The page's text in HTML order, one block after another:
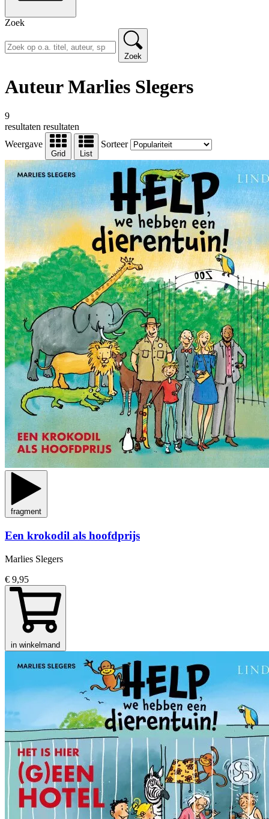
Zoek
Zoek
Auteur Marlies Slegers
9
resultaten resultaten
Weergave
Grid List
Sorteer
fragment
Een krokodil als hoofdprijs
Marlies Slegers
€ 9,95
in winkelmand